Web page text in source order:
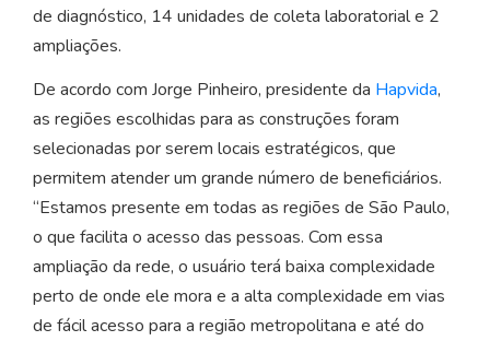
de diagnóstico, 14 unidades de coleta laboratorial e 2
ampliações.
De acordo com Jorge Pinheiro, presidente da Hapvida,
as regiões escolhidas para as construções foram
selecionadas por serem locais estratégicos, que
permitem atender um grande número de beneficiários.
“Estamos presente em todas as regiões de São Paulo,
o que facilita o acesso das pessoas. Com essa
ampliação da rede, o usuário terá baixa complexidade
perto de onde ele mora e a alta complexidade em vias
de fácil acesso para a região metropolitana e até do